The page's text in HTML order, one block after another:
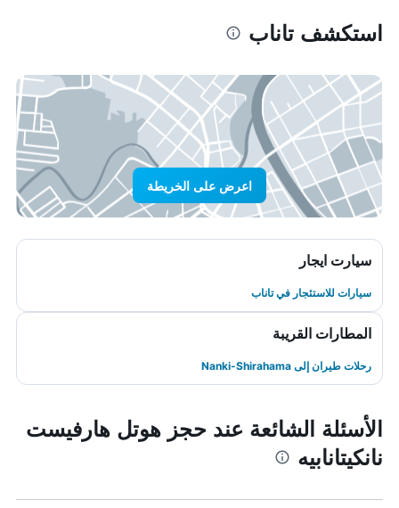
استكشف تاناب
اعرض على الخريطة
سيارت ايجار
سيارات للاستئجار في تاناب
المطارات القريبة
رحلات طيران إلى Nanki-Shirahama
الأسئلة الشائعة عند حجز هوتل هارفيست
نانكيتانابيه